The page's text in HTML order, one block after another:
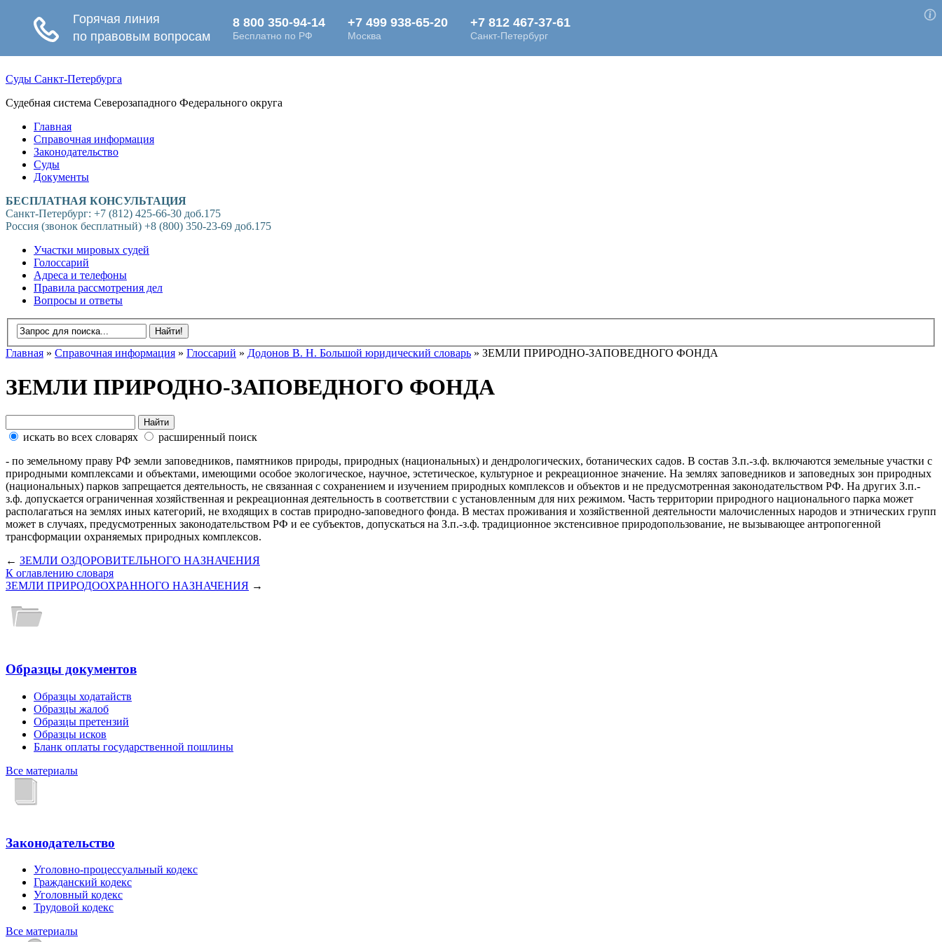
Суды Санкт-Петербурга
Судебная система Северозападного Федерального округа
Главная
Справочная информация
Законодательство
Суды
Документы
БЕСПЛАТНАЯ КОНСУЛЬТАЦИЯ
Санкт-Петербург: +7 (812) 425-66-30 доб.175
Россия (звонок бесплатный) +8 (800) 350-23-69 доб.175
Участки мировых судей
Голоссарий
Адреса и телефоны
Правила рассмотрения дел
Вопросы и ответы
Главная » Справочная информация » Глоссарий » Додонов В. Н. Большой юридический словарь » ЗЕМЛИ ПРИРОДНО-ЗАПОВЕДНОГО ФОНДА
ЗЕМЛИ ПРИРОДНО-ЗАПОВЕДНОГО ФОНДА
искать во всех словарях
расширенный поиск
- по земельному праву РФ земли заповедников, памятников природы, природных (национальных) и дендрологических, ботанических садов. В состав З.п.-з.ф. включаются земельные участки с
природными комплексами и объектами, имеющими особое экологическое, научное, эстетическое, культурное и рекреационное значение. На землях заповедников и заповедных зон природных
(национальных) парков запрещается деятельность, не связанная с сохранением и изучением природных комплексов и объектов и не предусмотренная законодательством РФ. На других З.п.-
з.ф. допускается ограниченная хозяйственная и рекреационная деятельность в соответствии с установленным для них режимом. Часть территории природного национального парка может
располагаться на землях иных категорий, не входящих в состав природно-заповедного фонда. В местах проживания и хозяйственной деятельности малочисленных народов и этнических групп
может в случаях, предусмотренных законодательством РФ и ее субъектов, допускаться на З.п.-з.ф. традиционное экстенсивное природопользование, не вызывающее антропогенной
трансформации охраняемых природных комплексов.
← ЗЕМЛИ ОЗДОРОВИТЕЛЬНОГО НАЗНАЧЕНИЯ
К оглавлению словаря
ЗЕМЛИ ПРИРОДООХРАННОГО НАЗНАЧЕНИЯ →
Образцы документов
Образцы ходатайств
Образцы жалоб
Образцы претензий
Образцы исков
Бланк оплаты государственной пошлины
Все материалы
Законодательство
Уголовно-процессуальный кодекс
Гражданский кодекс
Уголовный кодекс
Трудовой кодекс
Все материалы